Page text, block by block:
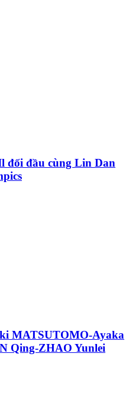
đối đầu cùng Lin Dan
MATSUTOMO-Ayaka
Qing-ZHAO Yunlei